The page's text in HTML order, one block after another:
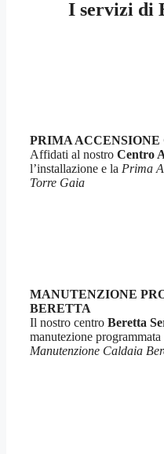
I servizi di
PRIMA
Affidati al nostro Centro
l’installazione e la Prima
Torre Gaia
MANUTENZIONE
BERETTA
Il nostro centro Beretta
manutezione
Manutenzione Caldaia